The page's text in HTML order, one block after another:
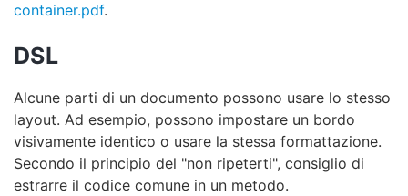
container.pdf.
DSL
Alcune parti di un documento possono usare lo stesso
layout. Ad esempio, possono impostare un bordo
visivamente identico o usare la stessa formattazione.
Secondo il principio del "non ripeterti", consiglio di
estrarre il codice comune in un metodo.